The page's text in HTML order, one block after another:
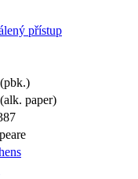
přístup
paper)